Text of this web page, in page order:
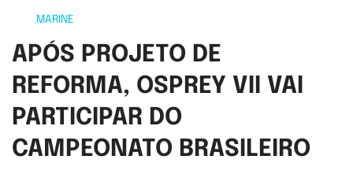
MARINE
APÓS PROJETO DE
REFORMA, OSPREY VII VAI
PARTICIPAR DO
CAMPEONATO BRASILEIRO